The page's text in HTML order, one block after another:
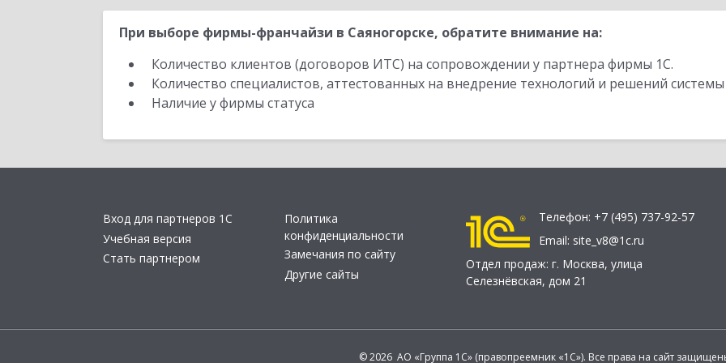
При выборе фирмы-франчайзи в Саяногорске, обратите внимание на:
Количество клиентов (договоров ИТС) на сопровождении у партнера фирмы 1С.
Количество специалистов, аттестованных на внедрение технологий и решений
Наличие у фирмы статуса
Вход для партнеров 1С
Учебная версия
Стать партнером
Политика
конфиденциальности
Замечания по сайту
Другие сайты
Телефон: +7 (495) 737-92-57
Email: site_v8@1c.ru
Отдел продаж: г. Москва, улица
Селезнёвская, дом 21
© 2026 АО «Группа 1С» (правопреемник «1С»). Все права на сайт